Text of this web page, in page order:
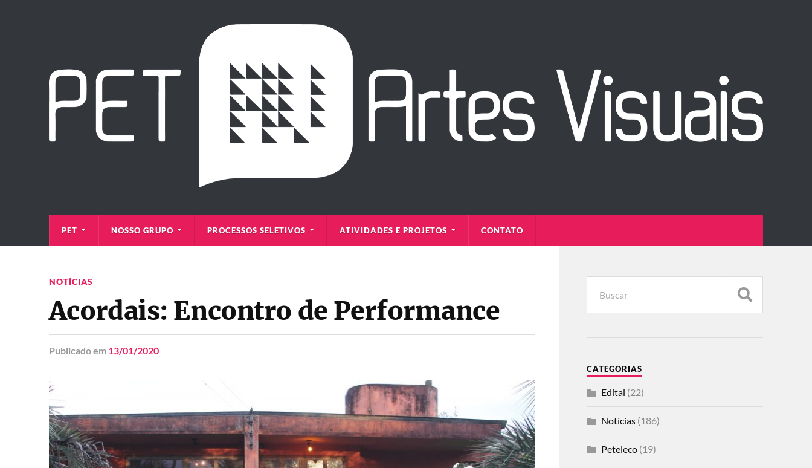
PET NOSSO GRUPO PROCESSOS SELETIVOS ATIVIDADES E PROJETOS CONTATO
NOTÍCIAS
Acordais: Encontro de Performance
Publicadoem 13/01/2020
CATEGORIAS
Edital (22)
Notícias(186)
Peteleco(19)